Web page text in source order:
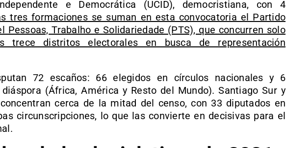
e Democrática (UCID), democristiana, con 4
tres formaciones se suman en esta convocatoria el Partido
Pessoas, Trabalho e Solidariedade (PTS), que concurren solo
trece distritos electorales en busca de representación
72 escaños: 66 elegidos en círculos nacionales y 6
(África, América y Resto del Mundo). Santiago Sur y
cerca de la mitad del censo, con 33 diputados en
circunscripciones, lo que las convierte en decisivas para el